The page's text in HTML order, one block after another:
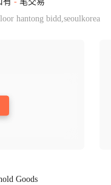
hantong bidd,seoulkorea
Goods